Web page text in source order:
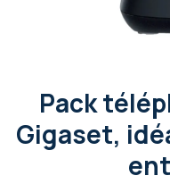
Pack
Gigaset,